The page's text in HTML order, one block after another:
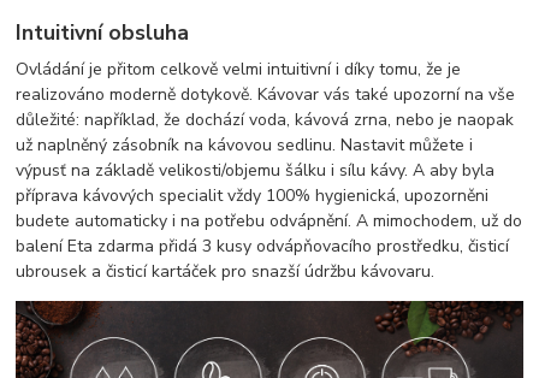
Intuitivní obsluha
Ovládání je přitom celkově velmi intuitivní i díky tomu, že je
realizováno moderně dotykově. Kávovar vás také upozorní na vše
důležité: například, že dochází voda, kávová zrna, nebo je naopak
už naplněný zásobník na kávovou sedlinu. Nastavit můžete i
výpusť na základě velikosti/objemu šálku i sílu kávy. A aby byla
příprava kávových specialit vždy 100% hygienická, upozorněni
budete automaticky i na potřebu odvápnění. A mimochodem, už do
balení Eta zdarma přidá 3 kusy odvápňovacího prostředku, čisticí
ubrousek a čisticí kartáček pro snazší údržbu kávovaru.